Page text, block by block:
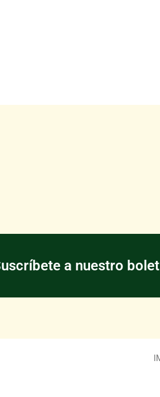
a nuestro